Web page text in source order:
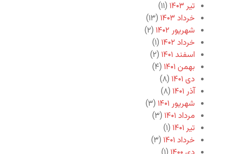
تیر ۱۴۰۳
(۱۱)
خرداد ۱۴۰۳
(۱۳)
شهریور ۱۴۰۲
(۲)
خرداد ۱۴۰۲
(۱)
اسفند ۱۴۰۱
(۲)
بهمن ۱۴۰۱
(۴)
دی ۱۴۰۱
(۸)
آذر ۱۴۰۱
(۸)
شهریور ۱۴۰۱
(۳)
مرداد ۱۴۰۱
(۳)
تیر ۱۴۰۱
(۱)
خرداد ۱۴۰۱
(۳)